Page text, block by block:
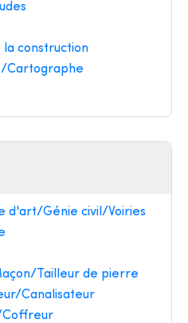
construction
Cartographe
d'art/Génie civil/Voiries
Tailleur de pierre
Canalisateur
Coffreur